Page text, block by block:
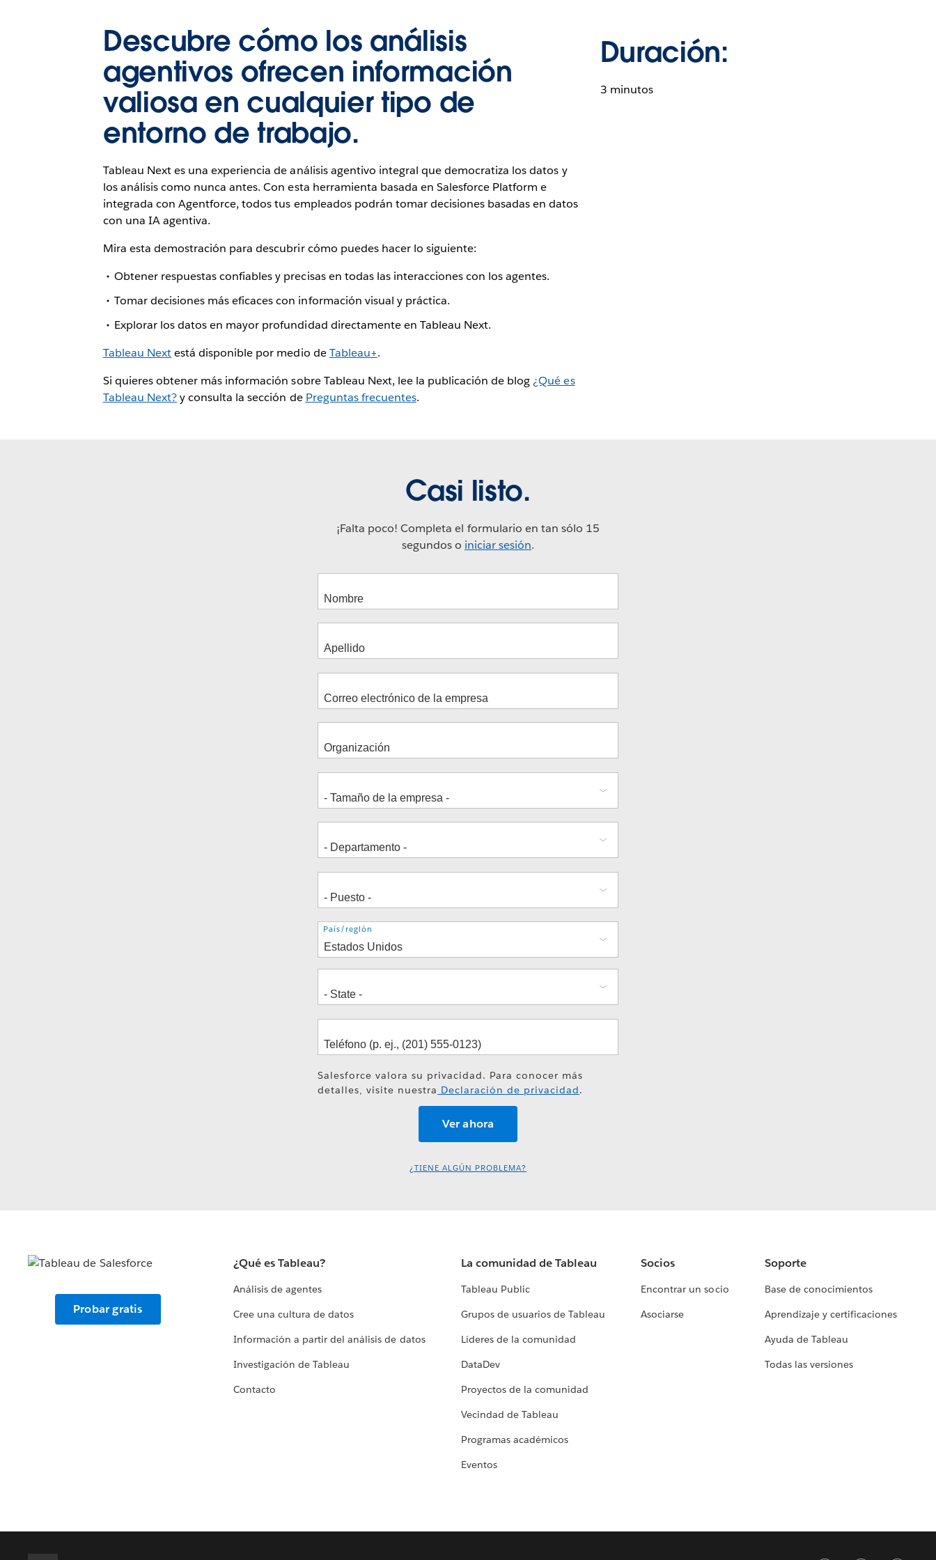
Descubre cómo los análisis
agentivos ofrecen información
valiosa en cualquier tipo de
entorno de trabajo.
Tableau Next es una experiencia de análisis agentivo integral que democratiza los datos y
los análisis como nunca antes. Con esta herramienta basada en Salesforce Platform e
integrada con Agentforce, todos tus empleados podrán tomar decisiones basadas en datos
con una IA agentiva.
Mira esta demostración para descubrir cómo puedes hacer lo siguiente:
Obtener respuestas confiables y precisas en todas las interacciones con los agentes.
Tomar decisiones más eficaces con información visual y práctica.
Explorar los datos en mayor profundidad directamente en Tableau Next.
Tableau Nextestá disponible por medio deTableau+.
Si quieres obtener más información sobre Tableau Next, lee la publicación de blog¿Qué es
Tableau Next?y consulta la sección de Preguntas frecuentes.
Duración:
3 minutos
Casi listo.
¡Falta poco! Completa el formulario en tan sólo 15
segundos o iniciar sesión.
Dirección
País/región
Salesforce valora su privacidad. Para conocer más
detalles, visite nuestra Declaración de privacidad.
¿TIENE ALGÚN PROBLEMA?
Probar gratis
¿Qué es Tableau?
Análisis de agentes
Cree una cultura de datos
Información a partir del análisis de datos
Investigación de Tableau
Contacto
La comunidad de Tableau
Tableau Public
Grupos de usuarios de Tableau
Líderes de la comunidad
DataDev
Proyectos de la comunidad
Vecindad de Tableau
Programas académicos
Eventos
Socios
Encontrar un socio
Asociarse
Soporte
Base de conocimientos
Aprendizaje y certificaciones
Ayuda de Tableau
Todas las versiones